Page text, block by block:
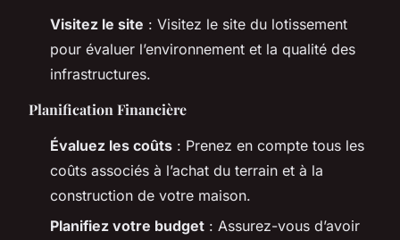
Visitez le site : Visitez le site du lotissement
pour évaluer l’environnement et la qualité des
infrastructures.
Planification Financière
Évaluez les coûts : Prenez en compte tous les
coûts associés à l’achat du terrain et à la
construction de votre maison.
Planifiez votre budget : Assurez-vous d’avoir